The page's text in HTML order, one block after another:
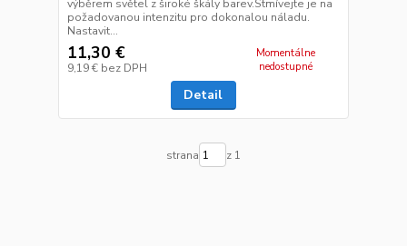
výběrem světel z široké škály barev.Stmívejte je na
požadovanou intenzitu pro dokonalou náladu.
Nastavit...
11,30 €
9,19 € bez DPH
Momentálne
nedostupné
Detail
strana z 1